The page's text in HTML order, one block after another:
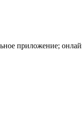
приложение;